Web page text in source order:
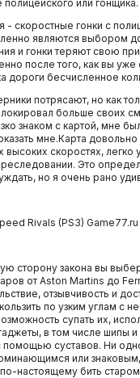
или гонщика.
- скоростные гонки с
являются выбором
и гонки теряют свою
после того, как вы уже
дороги бесчисленное
потрясают, но как
больше своих
знаком с картой, мне
мне.Карта
высоких скоростях,
Это
но я очень рано
сторону закона вы
от Aston Martins до
отзывчивость и
по узким углам с
супать их,
в том числе шипы
помощью суставов. Ни
или знаковым,
настоящему бить